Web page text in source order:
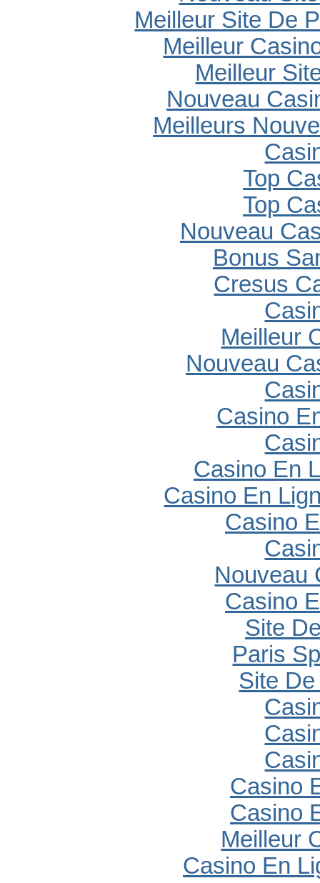
Meilleur Site De
Meilleur
Meilleur
Nouveau
Meilleurs
Top
Top
Nouveau
Bonus
Cresus
Meilleur
Nouveau
Casino
Casino En
Casino En
Casino
Nouveau
Casino
Site
Paris
Site
Casino
Casino
Meilleur
Casino En